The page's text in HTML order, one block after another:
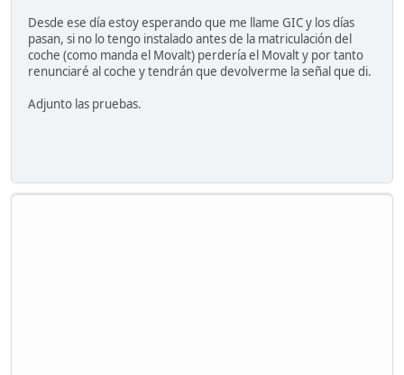
Desde ese día estoy esperando que me llame GIC y los días
pasan, si no lo tengo instalado antes de la matriculación del
coche (como manda el Movalt) perdería el Movalt y por tanto
renunciaré al coche y tendrán que devolverme la señal que di.
Adjunto las pruebas.